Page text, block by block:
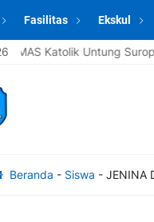
Fasilitas Ekskul
Untung Suropati
Beranda - Siswa - JENINA